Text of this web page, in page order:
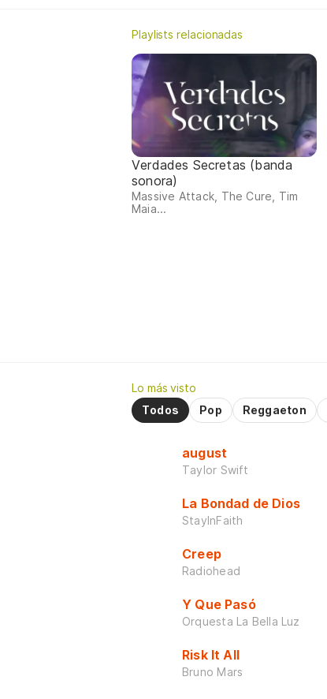
Playlists relacionadas
Verdades Secretas (banda
sonora)
Massive Attack, The Cure, Tim
Maia...
Lo más visto
Todos
Pop Reggaeton
august
Taylor Swift
La Bondad de Dios
StayInFaith
Creep
Radiohead
Y Que Pasó
Orquesta La Bella Luz
Risk It All
Bruno Mars